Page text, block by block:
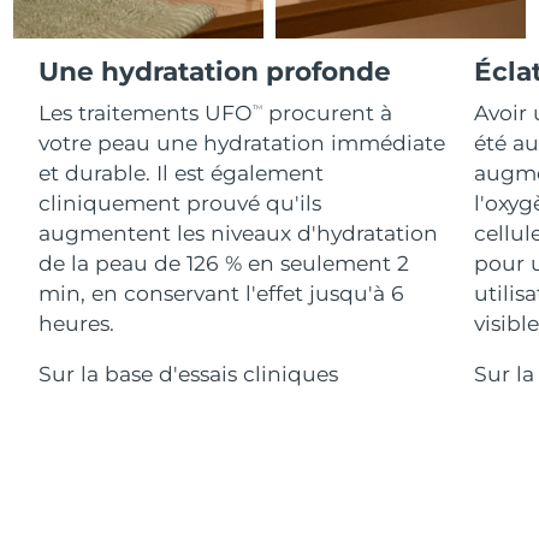
Une hydratation profonde
Les traitements UFOTM
procurent à
votre peau une hydratation immédiate
et durable. Il est également
cliniquement prouvé qu'ils
augmentent les niveaux d'hydratation
de la peau de 126 % en seulement 2
min, en conservant l'effet jusqu'à 6
heures.
Sur la base d'essais cliniques
Avoir
été
pour
Sur
For healthy hair
18% PAP
Cosmétiques Hommes
Acheter tout
FOREO APP
À PROPROS
Israël Livraison estimée
Italie Livraison estimée 8/10/26
Japon Livraison estimée8/13/26
Jersey Livraison estimée 8/15/26
Kazakhstan Livraison estimée 8/12/26
Koweït Livraison estimée 8/10/26
Lettonie Livraison estimée 8/10/26